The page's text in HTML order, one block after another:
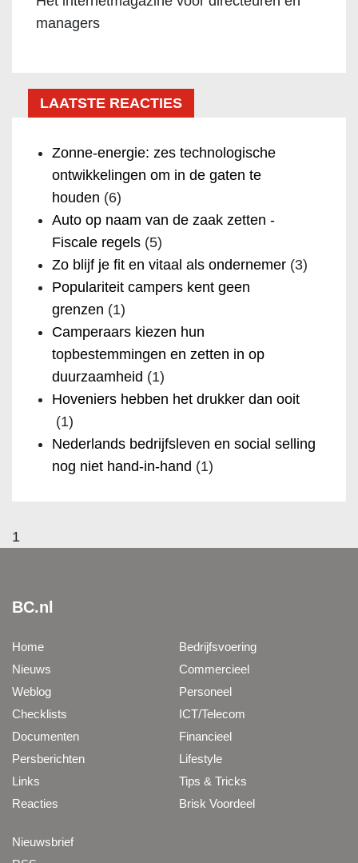
managers
LAATSTE REACTIES
Zonne-energie: zes technologische
ontwikkelingen om in de gaten te
houden (6)
Auto op naam van de zaak zetten -
Fiscale regels (5)
Zo blijf je fit en vitaal als ondernemer (3)
Populariteit campers kent geen
grenzen (1)
Camperaars kiezen hun
topbestemmingen en zetten in op
duurzaamheid (1)
Hoveniers hebben het drukker dan ooit
(1)
Nederlands bedrijfsleven en social selling
nog niet hand-in-hand (1)
1
BC.nl
Home
Nieuws
Weblog
Checklists
Documenten
Persberichten
Links
Reacties
Bedrijfsvoering
Commercieel
Personeel
ICT/Telecom
Financieel
Lifestyle
Tips & Tricks
Brisk Voordeel
Nieuwsbrief